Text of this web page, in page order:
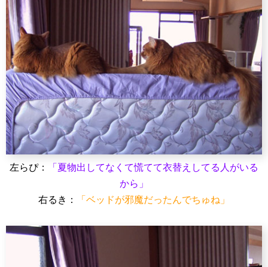
左らぴ：
「夏物出してなくて慌てて衣替えしてる人がいる
から」
右るき：
「ベッドが邪魔だったんでちゅね」